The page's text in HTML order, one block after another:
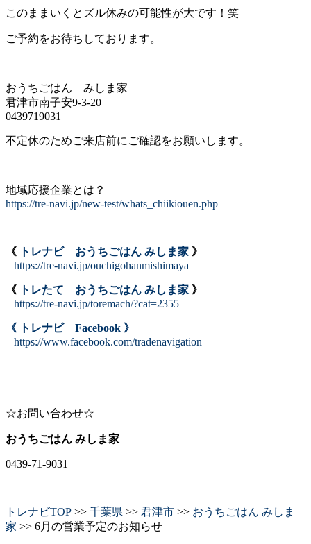
このままいくとズル休みの可能性が大です！笑
ご予約をお待ちしております。
おうちごはん みしま家
君津市南子安9-3-20
0439719031
不定休のためご来店前にご確認をお願いします。
地域応援企業とは？
https://tre-navi.jp/new-test/whats_chiikiouen.php
《 トレナビ おうちごはん みしま家 》
https://tre-navi.jp/ouchigohanmishimaya
《 トレたて おうちごはん みしま家 》
https://tre-navi.jp/toremach/?cat=2355
《 トレナビ Facebook 》
https://www.facebook.com/tradenavigation
☆お問い合わせ☆
おうちごはん みしま家
0439-71-9031
トレナビTOP >> 千葉県 >> 君津市 >> おうちごはん みしま
家 >> 6月の営業予定のお知らせ